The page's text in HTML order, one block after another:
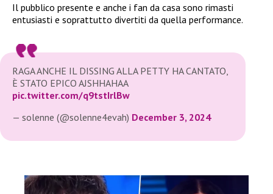
Il pubblico presente e anche i fan da casa sono rimasti
entusiasti e soprattutto divertiti da quella performance.
RAGA ANCHE IL DISSING ALLA PETTY HA CANTATO,
È STATO EPICO AJSHHAHAA
pic.twitter.com/q9tstIrlBw
— solenne (@solenne4evah) December 3, 2024